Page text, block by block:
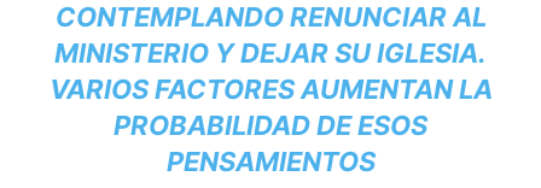
CONTEMPLANDO RENUNCIAR AL
MINISTERIO Y DEJAR SU IGLESIA.
VARIOS FACTORES AUMENTAN LA
PROBABILIDAD DE ESOS
PENSAMIENTOS